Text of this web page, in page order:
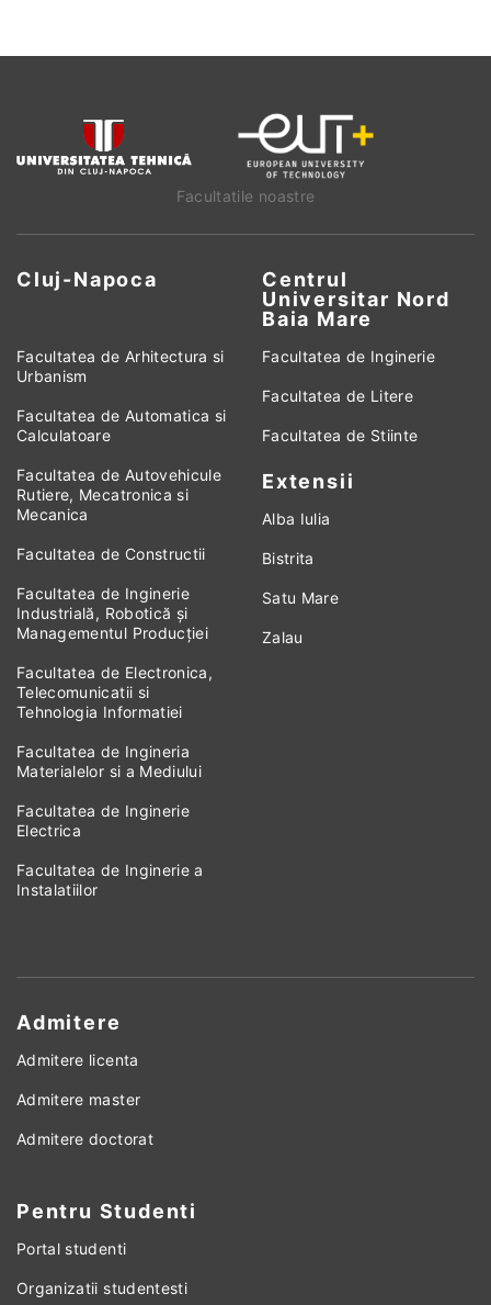
Facultatile noastre
Cluj-Napoca
Centrul
Universitar Nord
Baia Mare
Facultatea de Arhitectura si
Urbanism
Facultatea de Automatica si
Calculatoare
Facultatea de Autovehicule
Rutiere, Mecatronica si
Mecanica
Facultatea de Constructii
Facultatea de Inginerie
Industrială, Robotică și
Managementul Producției
Facultatea de Electronica,
Telecomunicatii si
Tehnologia Informatiei
Facultatea de Ingineria
Materialelor si a Mediului
Facultatea de Inginerie
Electrica
Facultatea de Inginerie a
Instalatiilor
Facultatea de Inginerie
Facultatea de Litere
Facultatea de Stiinte
Extensii
Alba Iulia
Bistrita
Satu Mare
Zalau
Admitere
Admitere licenta
Admitere master
Admitere doctorat
Pentru Studenti
Portal studenti
Organizatii studentesti